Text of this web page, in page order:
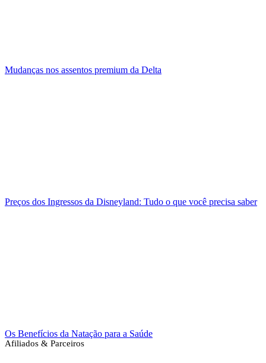
Mudanças nos assentos premium da Delta
Preços dos Ingressos da Disneyland: Tudo o que você precisa saber
Os Benefícios da Natação para a Saúde
Afiliados & Parceiros